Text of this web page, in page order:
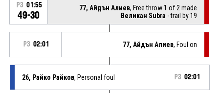
P3 01:55
49-30
77, Айдън Алиев, Free throw 1 of 2 made
Великан Subra - trail by 19
P3 02:01 77, Айдън Алиев, Foul on
26, Райко Райков, Personal foul P3 02:01